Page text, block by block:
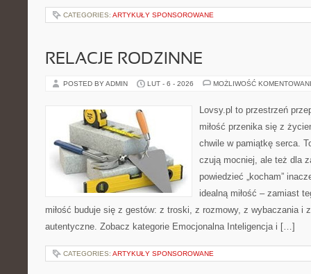
CATEGORIES: ARTYKUŁY SPONSOROWANE
RELACJE RODZINNE
POSTED BY ADMIN LUT - 6 - 2026 MOŻLIWOŚĆ
Lovsy.pl to przestrzeń
miłość przenika się z
chwile w pamiątkę serca.
czują mocniej, ale też dla
powiedzieć „kocham”
idealną miłość – zamiast
miłość buduje się z gestów: z troski, z rozmowy, z wybaczania i
autentyczne. Zobacz kategorie Emocjonalna Inteligencja i […]
CATEGORIES: ARTYKUŁY SPONSOROWANE